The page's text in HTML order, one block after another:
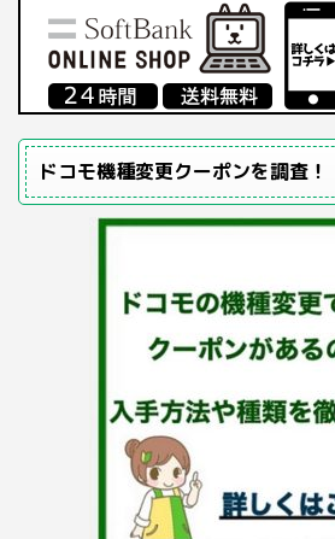
ドコモ機種変更クーポンを調査！